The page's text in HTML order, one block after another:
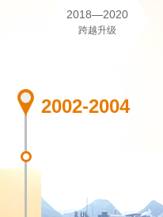
2018—2020
跨越升级
2002-2004